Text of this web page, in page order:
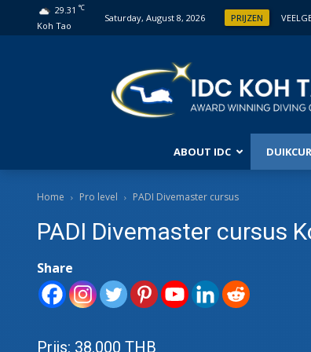
29.31 °C
Koh Tao
Saturday, August 8, 2026 PRIJZEN
ABOUT IDC
Home Pro level PADI Divemaster cursus
PADI Divemaster cursus
Share
Prijs: 38.000 THB